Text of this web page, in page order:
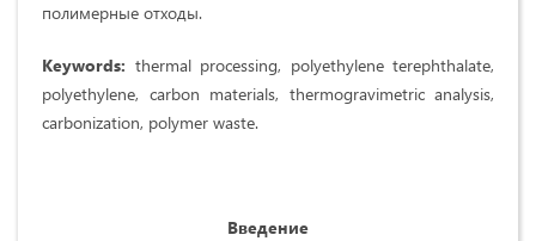
полимерные отходы.
Keywords: thermal processing, polyethylene terephthalate,
polyethylene, carbon materials, thermogravimetric analysis,
carbonization, polymer waste.
Введение